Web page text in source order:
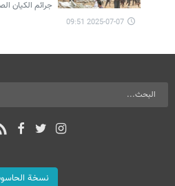
جرائم الكيان
2025-07-07 09:51
نسخة